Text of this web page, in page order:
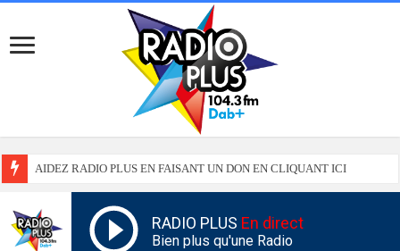
AIDEZ RADIO PLUS EN FAISANT UN DON EN CLIQUANT ICI
RADIO PLUS En direct
Bien plus qu'une Radio